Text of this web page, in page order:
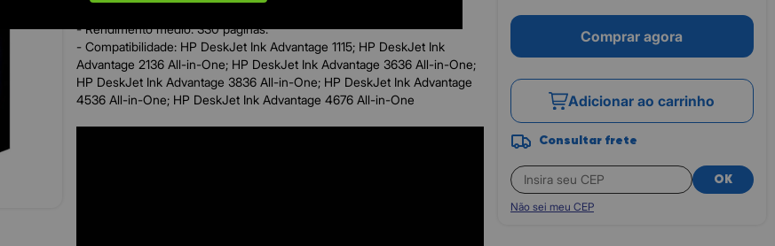
Comprar agora
Adicionar ao carrinho
Consultar frete
OK
Não sei meu CEP
- Rendimento médio: 330 páginas.
- Compatibilidade: HP DeskJet Ink Advantage 1115; HP DeskJet Ink
Advantage 2136 All-in-One; HP DeskJet Ink Advantage 3636 All-in-One;
HP DeskJet Ink Advantage 3836 All-in-One; HP DeskJet Ink Advantage
4536 All-in-One; HP DeskJet Ink Advantage 4676 All-in-One